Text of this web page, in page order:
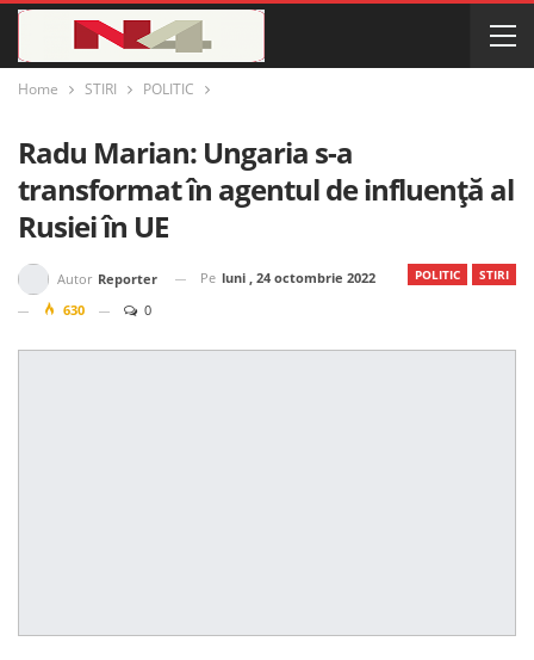
Home STIRI POLITIC
Radu Marian: Ungaria s-a
transformat în agentul de influență al
Rusiei în UE
POLITIC STIRI
Autor Reporter Pe luni , 24 octombrie 2022
630
0